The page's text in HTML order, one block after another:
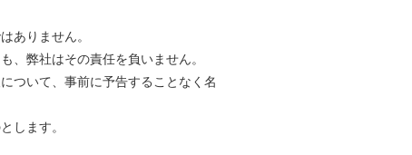
ありません。
、弊社はその責任を負いません。
ついて、事前に予告することなく名
します。